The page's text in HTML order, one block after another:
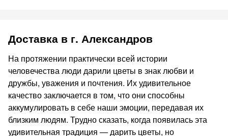
Доставка в г. Александров
На протяжении практически всей истории
человечества люди дарили цветы в знак любви и
дружбы, уважения и почтения. Их удивительное
качество заключается в том, что они способны
аккумулировать в себе наши эмоции, передавая их
близким людям. Трудно сказать, когда появилась эта
удивительная традиция — дарить цветы, но